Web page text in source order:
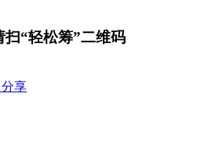
扫“轻松筹”二维码
分享